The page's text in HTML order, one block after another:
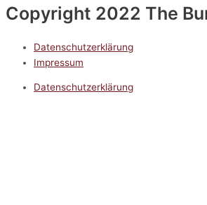
Copyright 2022 The
Datenschutzerklärung
Impressum
Datenschutzerklärung